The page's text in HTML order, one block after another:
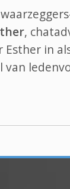
,
Esther in
van